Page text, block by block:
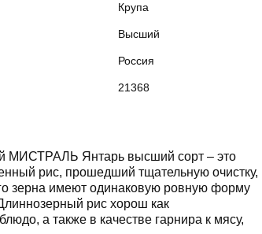
Крупа
Высший
Россия
21368
МИСТРАЛЬ Янтарь высший сорт – это
рис, прошедший тщательную очистку,
зерна имеют одинаковую ровную форму
рис хорош как
а также в качестве гарнира к мясу,